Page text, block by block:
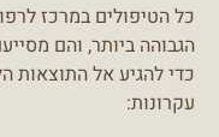
כל הטיפולים במרכז
הגבוהה ביותר, והם
כדי להגיע אל התוצאות
עקרונות: